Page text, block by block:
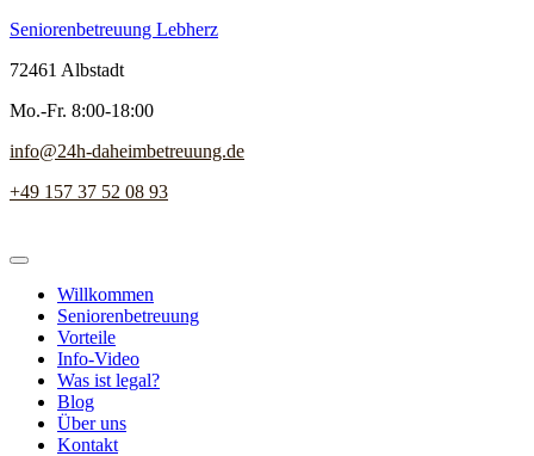
Seniorenbetreuung Lebherz
72461 Albstadt
Mo.-Fr. 8:00-18:00
info@24h-daheimbetreuung.de
+49 157 37 52 08 93
Willkommen
Seniorenbetreuung
Vorteile
Info-Video
Was ist legal?
Blog
Über uns
Kontakt